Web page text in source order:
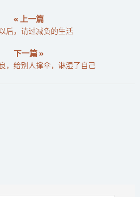
« 上一篇
后，请过减负的生活
下一篇 »
，给别人撑伞，淋湿了自己